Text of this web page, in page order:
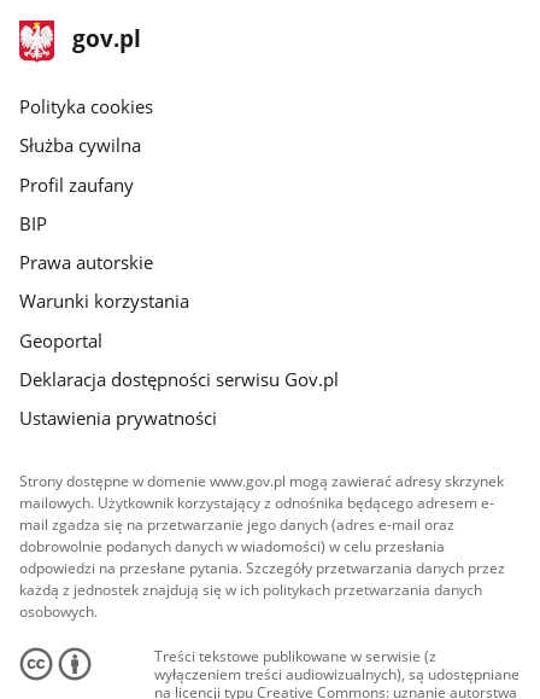
stopka
gov.pl
Strona
gov.pl
gov.pl
Polityka cookies
Służba cywilna
Profil zaufany
BIP
Prawa autorskie
Warunki korzystania
Geoportal
Deklaracja dostępności serwisu Gov.pl
Ustawienia prywatności
Strony dostępne w domenie www.gov.pl mogą zawierać adresy skrzynek
mailowych. Użytkownik korzystający z odnośnika będącego adresem e-
mail zgadza się na przetwarzanie jego danych (adres e-mail oraz
dobrowolnie podanych danych w wiadomości) w celu przesłania
odpowiedzi na przesłane pytania. Szczegóły przetwarzania danych przez
każdą z jednostek znajdują się w ich politykach przetwarzania danych
osobowych.
Treści tekstowe publikowane w serwisie (z
wyłączeniem treści audiowizualnych), są udostępniane
na licencji typu Creative Commons: uznanie autorstwa